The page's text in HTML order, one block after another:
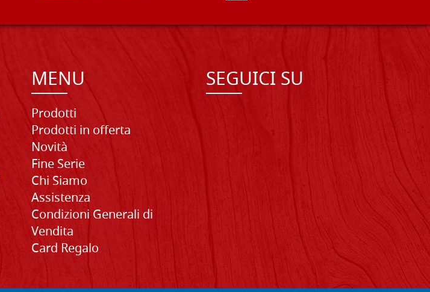
MENU
Prodotti
Prodotti in offerta
Novità
Fine Serie
Chi Siamo
Assistenza
Condizioni Generali di
Vendita
Card Regalo
SEGUICI SU